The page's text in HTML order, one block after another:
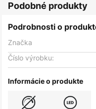
Podobné produkty
Podrobnosti o
Značka
Číslo výrobku:
Informácie o produkte